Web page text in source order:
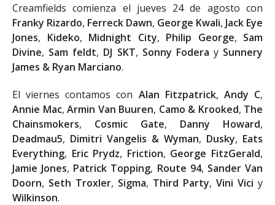
Creamfields comienza el jueves 24 de agosto con
Franky Rizardo, Ferreck Dawn, George Kwali, Jack Eye
Jones, Kideko, Midnight City, Philip George, Sam
Divine, Sam feldt, DJ SKT, Sonny Fodera y Sunnery
James & Ryan Marciano.
El viernes contamos con Alan Fitzpatrick, Andy C,
Annie Mac, Armin Van Buuren, Camo & Krooked, The
Chainsmokers, Cosmic Gate, Danny Howard,
Deadmau5, Dimitri Vangelis & Wyman, Dusky, Eats
Everything, Eric Prydz, Friction, George FitzGerald,
Jamie Jones, Patrick Topping, Route 94, Sander Van
Doorn, Seth Troxler, Sigma, Third Party, Vini Vici y
Wilkinson.